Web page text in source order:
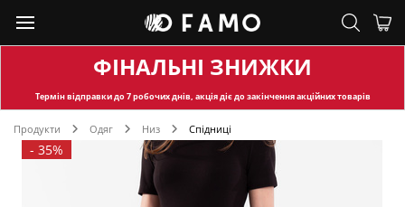
ФІНАЛЬНІ ЗНИЖКИ
Термін відправкидо 7 робочих днів, акція діє до закінчення акційних товарів
Продукти Одяг Низ Спідниці
- 35%